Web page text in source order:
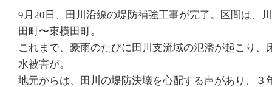
9月20日、田川沿線の堤防補強工事が完了。区間は、
田町〜東横田町。
これまで、豪雨のたびに田川支流域の氾濫が起こり、
水被害が。
地元からは、田川の堤防決壊を心配する声があり、３